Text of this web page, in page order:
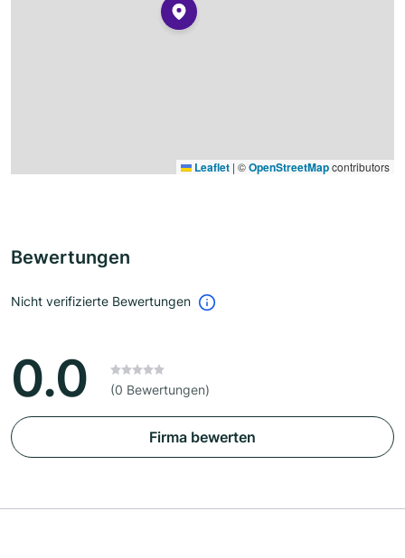
Leaflet | ©OpenStreetMapcontributors
Bewertungen
Nicht verifizierte Bewertungen
0.0 (0 Bewertungen)
Firma bewerten